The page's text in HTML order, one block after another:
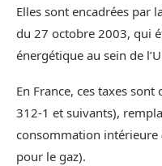
Elles sont encadrées par
du 27 octobre 2003, qui
énergétique au sein de
En France, ces taxes sont
312-1 et suivants),
consommation intérieure
pour le gaz).